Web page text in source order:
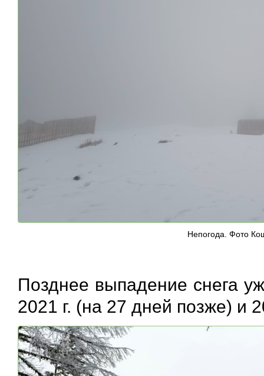
Непогода. Фото
Позднее выпадение снега
2021 г. (на 27 дней позже) и